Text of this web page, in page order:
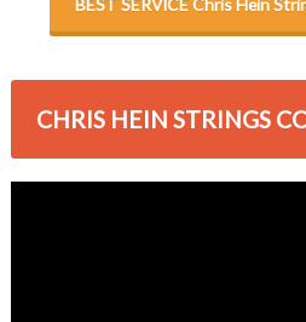
CHRIS HEIN STRINGS